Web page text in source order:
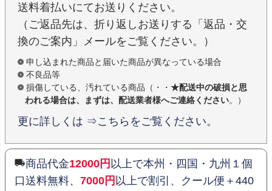
送料着払いにてお送りください。
（ご返品先は、折り返しお送りする「返品・交
換のご案内」メールをご覧ください。）
申し込まれた商品と届いた商品が異なっている場合
不良品等
損傷している、汚れている商品（・・ ★配送中の破損と思
われる場合は、まずは、配送業者様へご連絡ください。）
更に詳しくは ⇒こちらをご覧ください。
商品代金12000円 以上で本州・四国・九州１個
口送料無料、 7000円 以上で割引、クール便＋440